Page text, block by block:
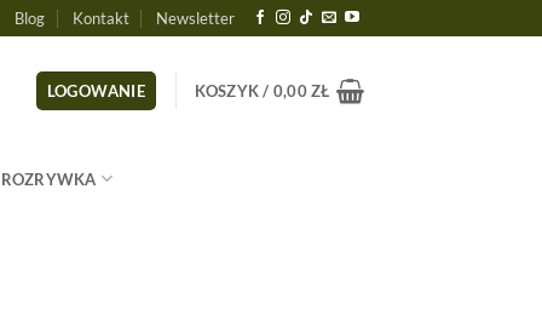
Blog Kontakt Newsletter
LOGOWANIE KOSZYK / 0,00ZŁ
ROZRYWKA